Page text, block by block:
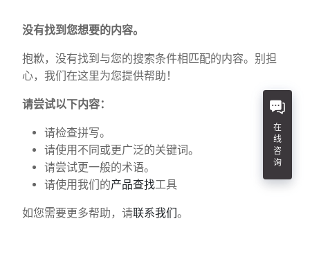
没有找到您想要的内容。
抱歉，没有找到与您的搜索条件相匹配的内容。别担
心，我们在这里为您提供帮助！
请尝试以下内容：
请检查拼写。
请使用不同或更广泛的关键词。
请尝试更一般的术语。
请使用我们的产品查找工具
如您需要更多帮助，请联系我们。
在
线
咨
询